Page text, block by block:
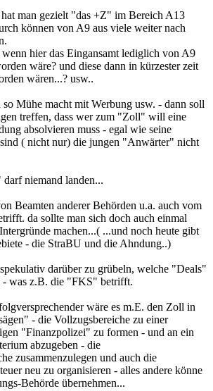
man gezielt "das +Z" im Bereich A13
können von A9 aus viele weiter nach
wenn hier das Eingansamt lediglich von A9
wäre? und diese dann in kürzester zeit
wären...? usw..
so Mühe macht mit Werbung usw. - dann soll
treffen, dass wer zum "Zoll" will eine
absolvieren muss - egal wie seine
( nicht nur) die jungen "Anwärter" nicht
niemand landen...
Beamten anderer Behörden u.a. auch vom
da sollte man sich doch auch einmal
machen...( ...und noch heute gibt
- die StraBU und die Ahndung..)
darüber zu grübeln, welche "Deals"
- was z.B. die "FKS" betrifft.
wäre es m.E. den Zoll in
- die Vollzugsbereiche zu einer
"Finanzpolizei" zu formen - und an ein
abzugeben - die
zusammenzulegen und auch die
neu zu organisieren - alles andere könne
Behörde übernehmen...